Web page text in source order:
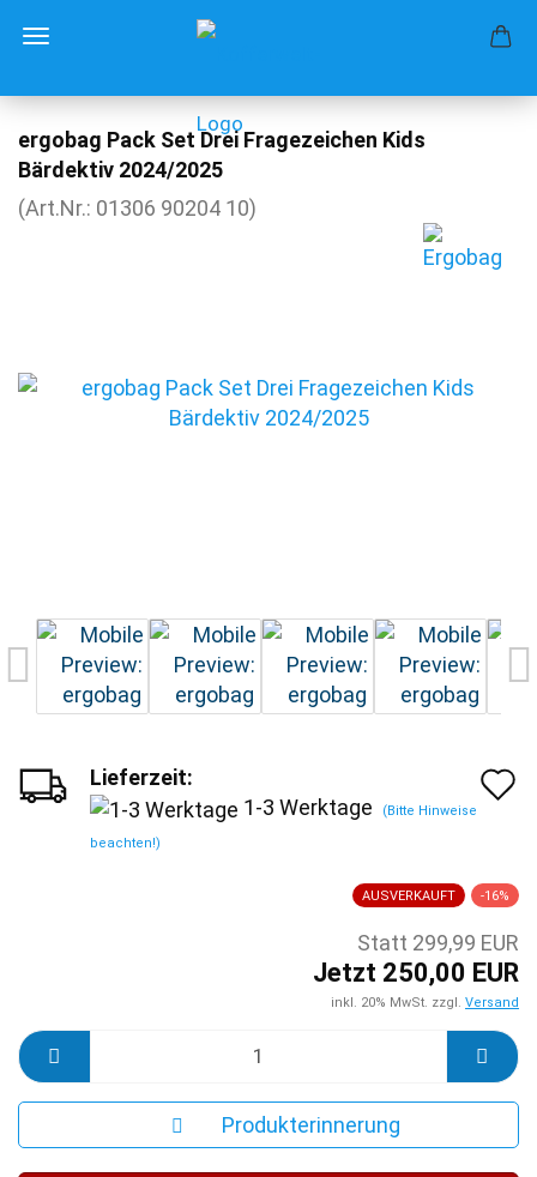
ergobag Pack Set Drei Fragezeichen Kids
Bärdektiv 2024/2025
(Art.Nr.: 01306 90204 10)
Lieferzeit:
1-3 Werktage
(Bitte Hinweise
beachten!)
AUSVERKAUFT -16%
Statt 299,99 EUR
Jetzt 250,00 EUR
inkl. 20% MwSt. zzgl. Versand
Produkterinnerung